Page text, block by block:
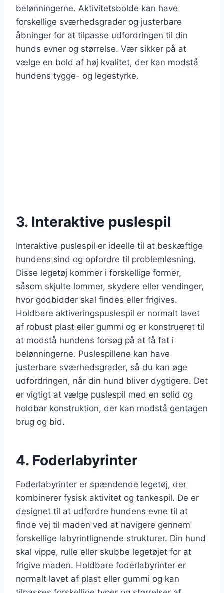
belønningerne. Aktivitetsbolde kan have
forskellige sværhedsgrader og justerbare
åbninger for at tilpasse udfordringen til din
hunds evner og størrelse. Vær sikker på at
vælge en bold af høj kvalitet, der kan modstå
hundens tygge- og legestyrke.
3. Interaktive puslespil
Interaktive puslespil er ideelle til at beskæftige
hundens sind og opfordre til problemløsning.
Disse legetøj kommer i forskellige former,
såsom skjulte lommer, skydere eller vendinger,
hvor godbidder skal findes eller frigives.
Holdbare aktiveringspuslespil er normalt lavet
af robust plast eller gummi og er konstrueret til
at modstå hundens forsøg på at få fat i
belønningerne. Puslespillene kan have
justerbare sværhedsgrader, så du kan øge
udfordringen, når din hund bliver dygtigere. Det
er vigtigt at vælge puslespil med en solid og
holdbar konstruktion, der kan modstå gentagen
brug og bid.
4. Foderlabyrinter
Foderlabyrinter er spændende legetøj, der
kombinerer fysisk aktivitet og tankespil. De er
designet til at udfordre hundens evne til at
finde vej til maden ved at navigere gennem
forskellige labyrintlignende strukturer. Din hund
skal vippe, rulle eller skubbe legetøjet for at
frigive maden. Holdbare foderlabyrinter er
normalt lavet af plast eller gummi og kan